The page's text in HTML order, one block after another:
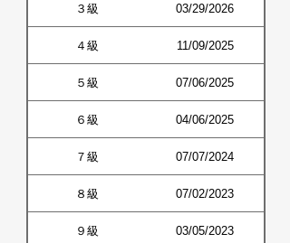
３級 03/29/2026
４級 11/09/2025
５級 07/06/2025
６級 04/06/2025
７級 07/07/2024
８級 07/02/2023
９級 03/05/2023